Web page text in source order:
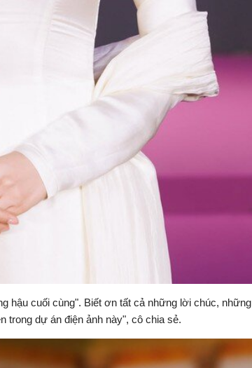
hậu cuối cùng". Biết ơn tất cả những lời chúc, những
trong dự án điện ảnh này", cô chia sẻ.